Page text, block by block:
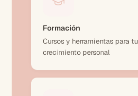
Formación
Cursos y herramientas para tu
crecimiento personal